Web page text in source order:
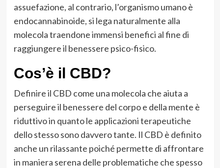
assuefazione, al contrario, l’organismo umano è
endocannabinoide, si lega naturalmente alla
molecola traendone immensi benefici al fine di
raggiungere il benessere psico-fisico.
Cos’è il CBD?
Definire il CBD come una molecola che aiuta a
perseguire il benessere del corpo e della mente è
riduttivo in quanto le applicazioni terapeutiche
dello stesso sono davvero tante. Il CBD è definito
anche un rilassante poiché permette di affrontare
in maniera serena delle problematiche che spesso